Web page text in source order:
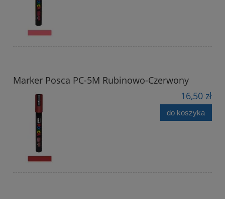
Marker Posca PC-5M Rubinowo-Czerwony
16,50 zł
do koszyka